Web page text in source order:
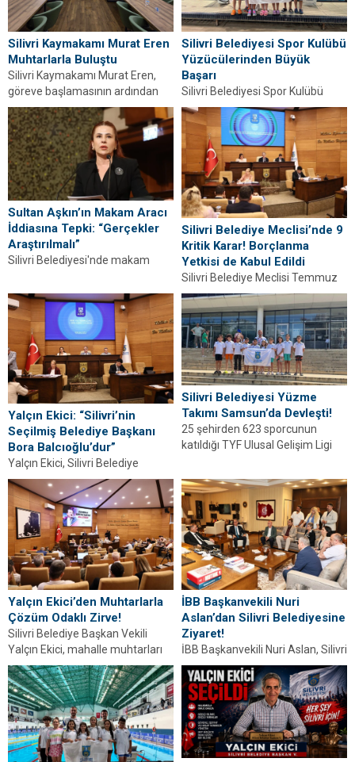
Silivri Kaymakamı Murat Eren
Muhtarlarla Buluştu
Silivri Kaymakamı Murat Eren,
göreve başlamasının ardından
mahalle muhtarlarıyla ilk
toplantısını gerçekleştirdi.
Detaylar haberimizde.
Silivri Belediyesi Spor Kulübü
Yüzücülerinden Büyük
Başarı
Silivri Belediyesi Spor Kulübü
Yüzme Takımı, Türkiye Yüzme
Federasyonu 7-8 Yaş Yüzme
Şenlikleri'nde kazandığı
derecelerle...
Sultan Aşkın’ın Makam Aracı
İddiasına Tepki: “Gerçekler
Araştırılmalı”
Silivri Belediyesi'nde makam
Sultan Aşkın'ın iddialarına
kamuoyundan tepki geldi. Araç
tahsislerinin görev...
Silivri Belediye Meclisi’nde 9
Kritik Karar! Borçlanma
Yetkisi de Kabul Edildi
Silivri Belediye Meclisi Temmuz
Ayı II. Oturumu'nda 9 gündem
maddesi oy birliğiyle kabul edildi.
Borçlanma...
Yalçın Ekici: “Silivri’nin
Seçilmiş Belediye Başkanı
Bora Balcıoğlu’dur”
Yalçın Ekici, Silivri Belediye
Meclisi'nde Bora Balcıoğlu'nun
Silivri'nin seçilmiş belediye
başkanı olduğunu vurguladı.
Detaylar haberimizde.
Silivri Belediyesi Yüzme
Takımı Samsun’da Devleşti!
25 şehirden 623 sporcunun
katıldığı TYF Ulusal Gelişim Ligi
Belediyesi Yüzme Takımı...
Yalçın Ekici’den Muhtarlarla
Çözüm Odaklı Zirve!
Silivri Belediye Başkan Vekili
Yalçın Ekici, mahalle muhtarları
ve birim müdürleriyle buluştu.
Mahallelerin talepleri ve...
İBB Başkanvekili Nuri
Aslan’dan Silivri Belediyesine
Ziyaret!
İBB Başkanvekili Nuri Aslan, Silivri
Belediyesi Başkanvekili Yalçın
Ekici ve meclis üyeleriyle buluştu.
İki belediye...